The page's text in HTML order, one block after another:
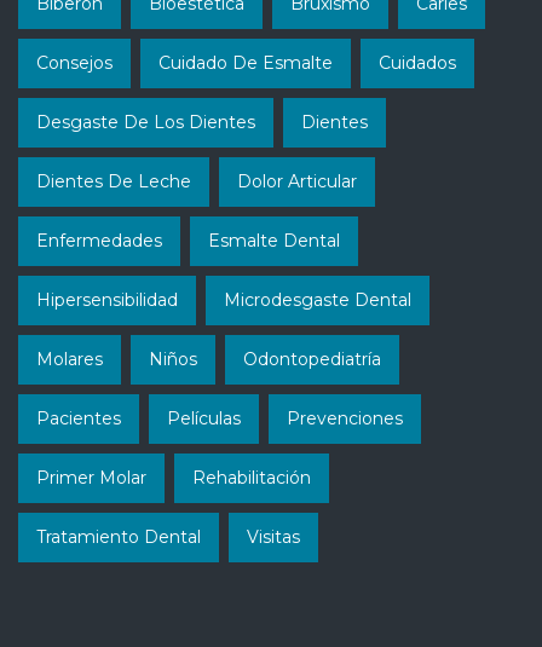
Consejos Cuidado De Esmalte Cuidados
Desgaste De Los Dientes Dientes
Dientes De Leche Dolor Articular
Enfermedades Esmalte Dental
Hipersensibilidad Microdesgaste Dental
Molares Niños Odontopediatría
Pacientes Películas Prevenciones
Primer Molar Rehabilitación
Tratamiento Dental Visitas